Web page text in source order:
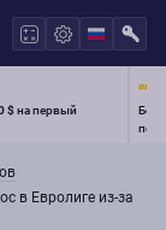
$на первый
в Евролиге из-за